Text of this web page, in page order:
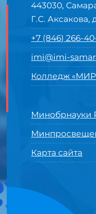
443030,
Г.С. Аксакова,
+7 (846) 266-
imi@imi-
Колледж
Минобрнауки
Карта сайта